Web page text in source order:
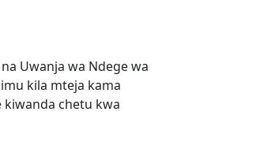
Uwanja wa Ndege wa
kila mteja kama
chetu kwa